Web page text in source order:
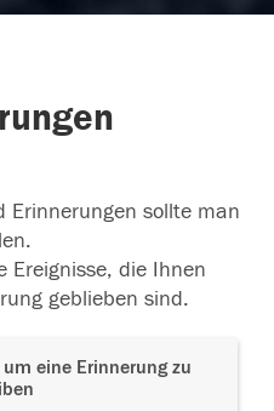
Erinnerungen sollte man
Ereignisse, die Ihnen
geblieben sind.
eine Erinnerung zu